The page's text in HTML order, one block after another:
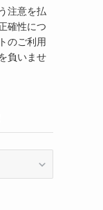
注意を払
確性につ
のご利用
負いませ